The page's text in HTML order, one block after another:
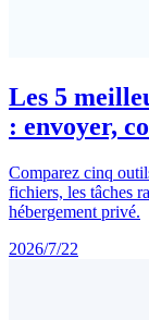
Les 5
: envoyer,
Comparez cinq
fichiers, les tâches
hébergement privé.
2026/7/22